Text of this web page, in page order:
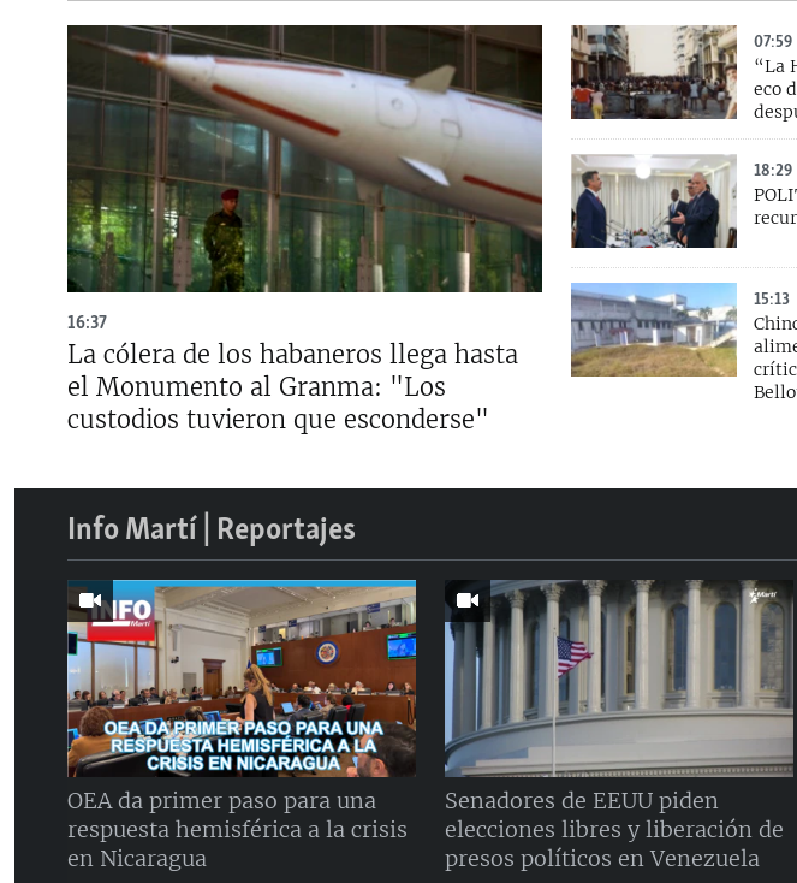
16:37
La cólera de los habaneros llega hasta
el Monumento al Granma: "Los
custodios tuvieron que esconderse"
07:59
“La
eco
18:29
15:13
Info Martí | Reportajes
OEA da primer paso para una
respuesta hemisférica a la crisis
en Nicaragua
Senadores de EEUU piden
elecciones libres y liberación de
presos políticos en Venezuela